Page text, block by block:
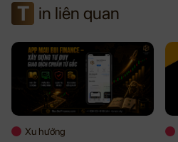
T in liên quan
Xu hướng